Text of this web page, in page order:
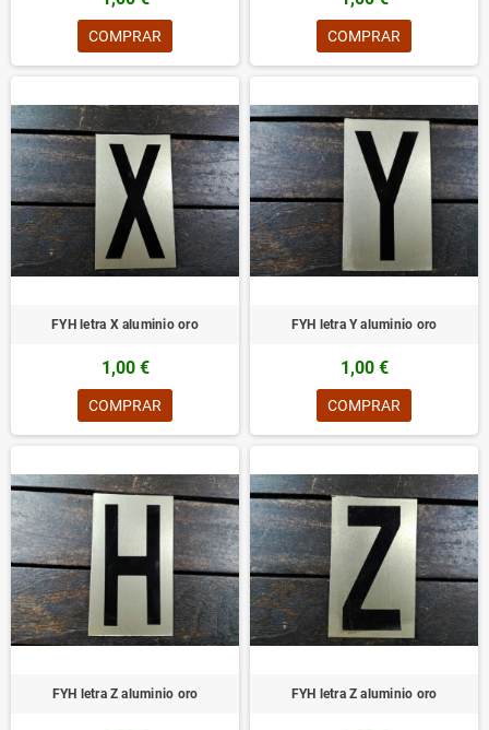
COMPRAR COMPRAR
FYH letra X aluminio oro
1,00 €
COMPRAR
FYH letra Y aluminio oro
1,00 €
COMPRAR
FYH letra Z aluminio oro FYH letra Z aluminio oro